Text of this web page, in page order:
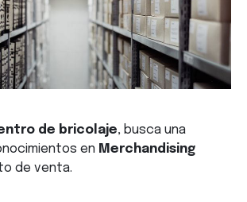
de bricolaje, busca una
en Merchandising
de venta.